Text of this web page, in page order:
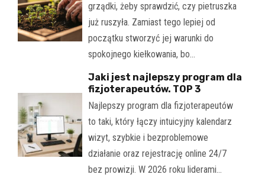
grządki, żeby sprawdzić, czy pietruszka
już ruszyła. Zamiast tego lepiej od
początku stworzyć jej warunki do
spokojnego kiełkowania, bo…
Jaki jest najlepszy program dla
fizjoterapeutów. TOP 3
Najlepszy program dla fizjoterapeutów
to taki, który łączy intuicyjny kalendarz
wizyt, szybkie i bezproblemowe
działanie oraz rejestrację online 24/7
bez prowizji. W 2026 roku liderami…